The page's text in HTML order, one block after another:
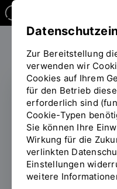
Konzept
China
Zur Bereitstellung
verwenden wir
Cookies auf Ihrem
für den Betrieb
erforderlich sind
Cookie-Typen
Sie können Ihre
Wirkung für die
verlinkten
Einstellungen
weitere